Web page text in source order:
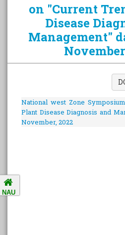
Amalsad Chikoo Gets GI
Boost for Local Farmers
Identity
National Ragging
Programme
on "Current
Disease
Management"
National west Zone
Plant Disease Diagnosis and
November, 2022
NAU